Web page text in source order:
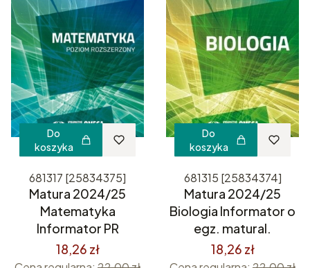
Do
koszyka
681317 [25834375]
Matura 2024/25
Matematyka
Informator PR
18,26 zł
Do
koszyka
681315 [25834374]
Matura 2024/25
Biologia Informator o
egz. matural.
18,26 zł